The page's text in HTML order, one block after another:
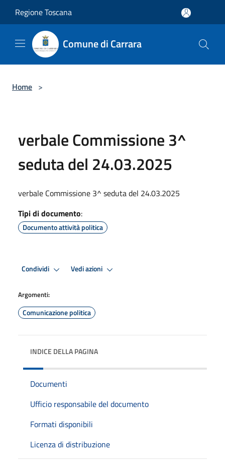
Regione Toscana
Comune di Carrara
Home >
verbale Commissione 3^
seduta del 24.03.2025
verbale Commissione 3^ seduta del 24.03.2025
Tipi di documento:
Documento attività politica
Condividi Vedi azioni
Argomenti:
Comunicazione politica
INDICE DELLA PAGINA
Documenti
Ufficio responsabile del documento
Formati disponibili
Licenza di distribuzione